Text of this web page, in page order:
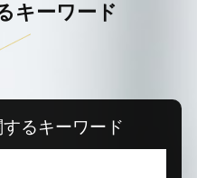
キーワード
るキーワード